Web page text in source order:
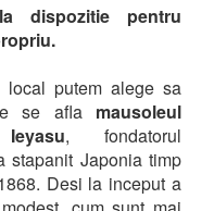
dispozitie pentru
putem alege sa
se afla mausoleul
, fondatorul
stapanit Japonia timp
Desi la inceput a